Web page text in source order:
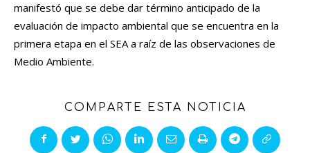
manifestó que se debe dar término anticipado de la
evaluación de impacto ambiental que se encuentra en la
primera etapa en el SEA a raíz de las observaciones de
Medio Ambiente.
COMPARTE ESTA NOTICIA